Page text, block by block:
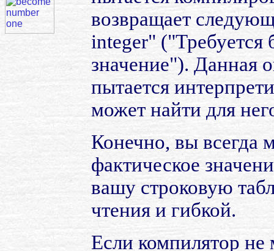
возвращает
integer" ("Требуется
значение"). Данная
пытается
может найти для
Конечно, вы всегда
фактическое
вашу строковую
чтения и гибкой.
Если компилятор